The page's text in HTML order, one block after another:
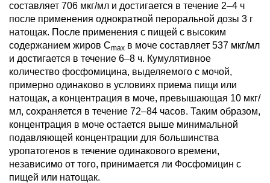
составляет 706 мкг/мл и достигается в течение 2–4 ч
после применения однократной пероральной дозы 3 г
натощак. После применения с пищей с высоким
содержанием жиров Cmax в моче составляет 537 мкг/мл
и достигается в течение 6–8 ч. Кумулятивное
количество фосфомицина, выделяемого с мочой,
примерно одинаково в условиях приема пищи или
натощак, а концентрация в моче, превышающая 10 мкг/
мл, сохраняется в течение 72–84 часов. Таким образом,
концентрация в моче остается выше минимальной
подавляющей концентрации для большинства
уропатогенов в течение одинакового времени,
независимо от того, принимается ли Фосфомицин с
пищей или натощак.